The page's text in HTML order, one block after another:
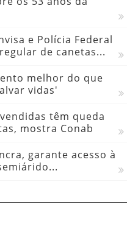
e Polícia Federal
de canetas...
melhor do que
vidas'
têm queda
mostra Conab
garante acesso à